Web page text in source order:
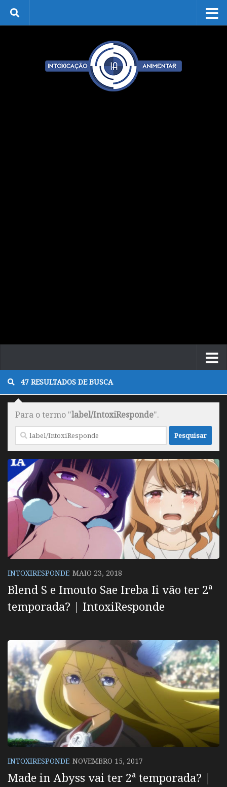
Skip to content
47 RESULTADOS DE BUSCA
Para o termo "label/IntoxiResponde".
Pesquisar
por:
INTOXIRESPONDE MAIO 23, 2018
Blend S e Imouto Sae Ireba Ii vão ter 2ª
temporada? | IntoxiResponde
INTOXIRESPONDE NOVEMBRO 15, 2017
Made in Abyss vai ter 2ª temporada? |